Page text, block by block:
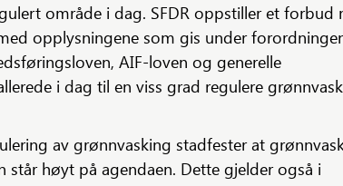
område i dag. SFDR oppstiller et forbud
opplysningene som gis under
AIF-loven og generelle
i dag til en viss grad regulere
av grønnvasking stadfester at
står høyt på agendaen. Dette gjelder også i